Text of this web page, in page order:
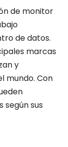
de monitor
de datos.
marcas
y
mundo. Con
según sus